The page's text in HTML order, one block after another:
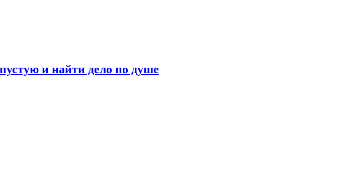
и найти дело по душе